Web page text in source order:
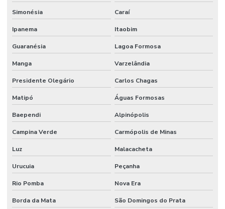
Simonésia Caraí
Ipanema Itaobim
Guaranésia Lagoa Formosa
Manga Varzelândia
Presidente Olegário Carlos Chagas
Matipó Águas Formosas
Baependi Alpinópolis
Campina Verde Carmópolis de Minas
Luz Malacacheta
Urucuia Peçanha
Rio Pomba Nova Era
Borda da Mata São Domingos do Prata